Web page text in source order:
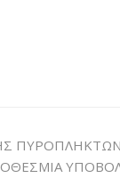
ΠΥΡΟΠΛΗΚΤΩΝ